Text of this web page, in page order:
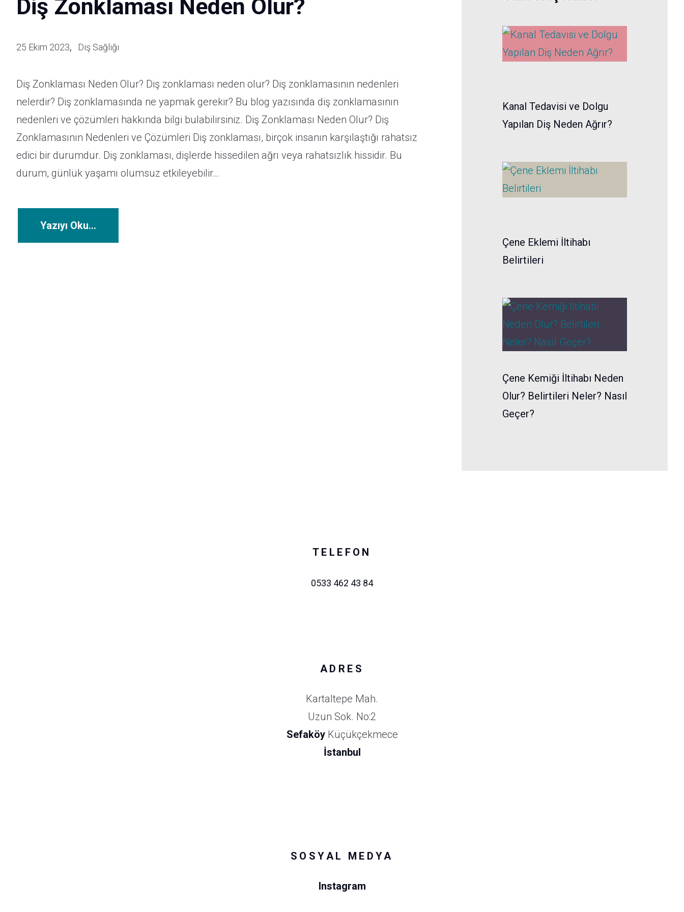
İletişim
Diş Zonklaması Neden Olur?
25 Ekim 2023 Diş Sağlığı
Diş Zonklaması Neden Olur? Diş zonklaması neden olur? Diş zonklamasının nedenleri
nelerdir? Diş zonklamasında ne yapmak gerekir? Bu blog yazısında diş zonklamasının
nedenleri ve çözümleri hakkında bilgi bulabilirsiniz. Diş Zonklaması Neden Olur? Diş
Zonklamasının Nedenleri ve Çözümleri Diş zonklaması, birçok insanın karşılaştığı rahatsız
edici bir durumdur. Diş zonklaması, dişlerde hissedilen ağrı veya rahatsızlık hissidir. Bu
durum, günlük yaşamı olumsuz etkileyebilir…
Yazıyı Oku...
Kanal Tedavisi ve Dolgu
Yapılan Diş Neden Ağrır?
Çene Eklemi İltihabı
Belirtileri
Çene Kemiği İltihabı Neden
Olur? Belirtileri Neler? Nasıl
Geçer?
TELEFON
0533 462 43 84
ADRES
Kartaltepe Mah.
Uzun Sok. No:2
SefaköyKüçükçekmece
İstanbul
SOSYAL MEDYA
Instagram